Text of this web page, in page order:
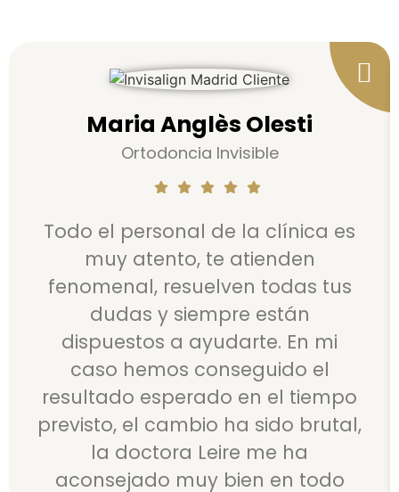
Maria Anglès Olesti
Ortodoncia Invisible
Todo el personal de la clínica es
muy atento, te atienden
fenomenal, resuelven todas tus
dudas y siempre están
dispuestos a ayudarte. En mi
caso hemos conseguido el
resultado esperado en el tiempo
previsto, el cambio ha sido brutal,
la doctora Leire me ha
aconsejado muy bien en todo